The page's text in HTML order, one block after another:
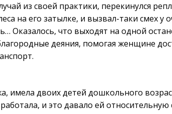
из своей практики, перекинулся
на его затылке, и вызвал-таки смех у
Оказалось, что выходят на одной
деяния, помогая женщине
имела двоих детей дошкольного
и это давало ей относительную